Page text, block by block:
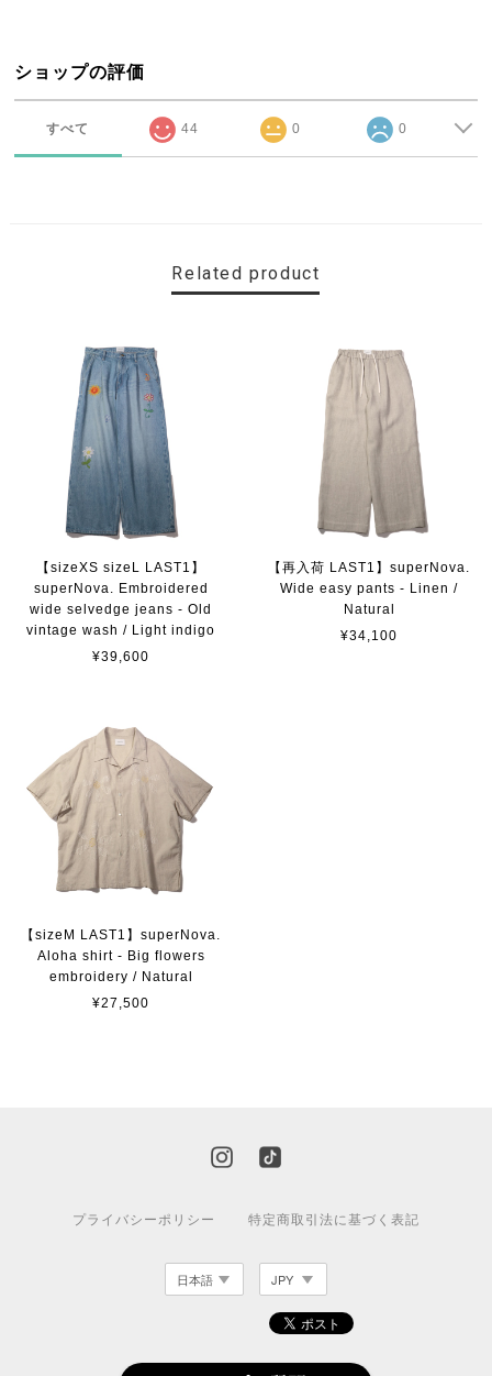
ショップの評価
すべて 44 0 0
Related product
【sizeXS sizeL LAST1】
superNova. Embroidered
wide selvedge jeans - Old
vintage wash / Light indigo
¥39,600
【再入荷 LAST1】superNova.
Wide easy pants - Linen /
Natural
¥34,100
【sizeM LAST1】superNova.
Aloha shirt - Big flowers
embroidery / Natural
¥27,500
プライバシーポリシー 特定商取引法に基づく表記